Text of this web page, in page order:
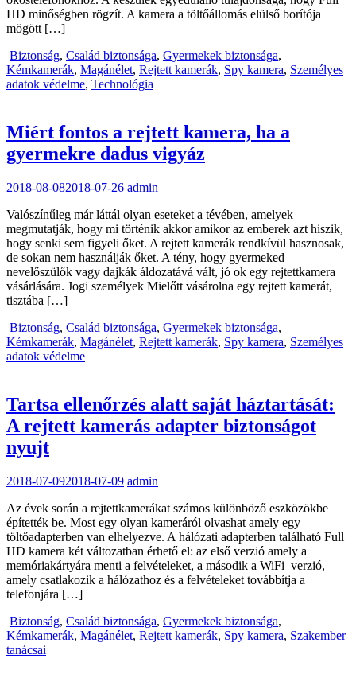
HD minőségben rögzít. A kamera a töltőállomás elülső borítója
mögött […]
Biztonság, Család biztonsága, Gyermekek biztonsága,
Kémkamerák, Magánélet, Rejtett kamerák, Spy kamera, Személyes
adatok védelme, Technológia
Miért fontos a rejtett kamera, ha a
gyermekre dadus vigyáz
2018-08-082018-07-26 admin
Valószínűleg már láttál olyan eseteket a tévében, amelyek
megmutatják, hogy mi történik akkor amikor az emberek azt hiszik,
hogy senki sem figyeli őket. A rejtett kamerák rendkívül hasznosak,
de sokan nem használják őket. A tény, hogy gyermeked
nevelőszülők vagy dajkák áldozatává vált, jó ok egy rejtettkamera
vásárlására. Jogi személyek Mielőtt vásárolna egy rejtett kamerát,
tisztába […]
Biztonság, Család biztonsága, Gyermekek biztonsága,
Kémkamerák, Magánélet, Rejtett kamerák, Spy kamera, Személyes
adatok védelme
Tartsa ellenőrzés alatt saját háztartását:
A rejtett kamerás adapter biztonságot
nyujt
2018-07-092018-07-09 admin
Az évek során a rejtettkamerákat számos különböző eszközökbe
építették be. Most egy olyan kameráról olvashat amely egy
töltőadapterben van elhelyezve. A hálózati adapterben található Full
HD kamera két változatban érhető el: az első verzió amely a
memóriakártyára menti a felvételeket, a második a WiFi verzió,
amely csatlakozik a hálózathoz és a felvételeket továbbítja a
telefonjára […]
Biztonság, Család biztonsága, Gyermekek biztonsága,
Kémkamerák, Magánélet, Rejtett kamerák, Spy kamera, Szakember
tanácsai